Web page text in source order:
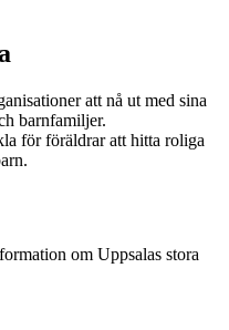
att nå ut med sina
barnfamiljer.
för föräldrar att hitta roliga
om Uppsalas stora